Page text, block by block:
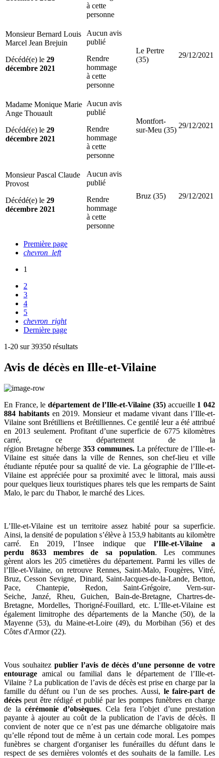
à cette
personne
Monsieur Bernard Louis
Marcel Jean Brejuin
Décédé(e) le 29
décembre 2021
Aucun avis
publié
Rendre
hommage
à cette
personne
Le Pertre
(35)
29/12/2021
Madame Monique Marie
Ange Thouault
Décédé(e) le 29
décembre 2021
Aucun avis
publié
Rendre
hommage
à cette
personne
Montfort-
sur-Meu (35)
29/12/2021
Monsieur Pascal Claude
Provost
Décédé(e) le 29
décembre 2021
Aucun avis
publié
Rendre
hommage
à cette
personne
Bruz (35) 29/12/2021
Première page
chevron_left
1
2
3
4
5
chevron_right
Dernière page
1-20 sur 39350 résultats
Avis de décès en Ille-et-Vilaine
En France, le département de l’Ille-et-Vilaine (35) accueille 1 042
884 habitants en 2019. Monsieur et madame vivant dans l’Ille-et-
Vilaine sont Brétilliens et Brétilliennes. Ce gentilé leur a été attribué
en 2013 seulement. Profitant d’une superficie de6775 kilomètres
carré, ce département de la
région Bretagne héberge 353 communes. La préfecture de l’Ille-et-
Vilaine est située dans la ville de Rennes, son chef-lieu et ville
étudiante réputée pour sa qualité de vie. La géographie de l’Ille-et-
Vilaine est appréciée pour sa proximité avec le littoral, mais aussi
pour quelques lieux touristiques phares tels queles remparts de Saint
Malo, le parc du Thabor, le marché des Lices.
L’Ille-et-Vilaine est un territoire assez habité pour sa superficie.
Ainsi, la densité de population s’élève à 153,9 habitants au kilomètre
carré. En 2019, l’Insee indique quel’Ille-et-Vilaine a
perdu8633 membres de sa population. Les communes
gèrent alors les 205 cimetières du département. Parmi les villes de
l’Ille-et-Vilaine, on retrouve Rennes, Saint-Malo, Fougères, Vitré,
Bruz, Cesson Sevigne, Dinard, Saint-Jacques-de-la-Lande, Betton,
Pace, Chantepie, Redon, Saint-Grégoire, Vern-sur-
Seiche, Janzé, Rheu, Guichen, Bain-de-Bretagne, Chartres-de-
Bretagne, Mordelles, Thorigné-Fouillard, etc. L’Ille-et-Vilaine est
également limitrophe des départements de la Manche (50), de la
Mayenne (53), du Maine-et-Loire (49), du Morbihan (56) et des
Côtes d'Armor (22).
Vous souhaitezpublier l’avis de décès d’une personne de votre
entourage amical ou familial dans le département de l’Ille-et-
Vilaine ? La publication de l’avis de décès est prise en charge par la
famille du défunt ou l’un de ses proches. Aussi, le faire-part de
décèspeut être rédigé et publié par les pompes funèbres en charge
de la cérémonie d’obsèques. Cela fera l’objet d’une prestation
payante à ajouter au coût de la publication de l’avis de décès. Il
convient de noter que ce n’est pas une démarche obligatoire mais
qu’elle répond tout de même à un certain code moral. Les pompes
funèbres se chargent d'organiser les funérailles du défunt dans le
respect de ses dernières volontés et des souhaits de la famille. Les